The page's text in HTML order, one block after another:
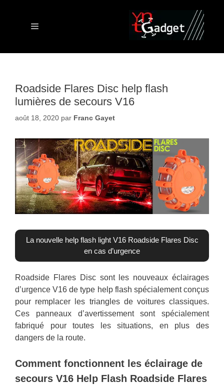
Menu
Roadside Flares Disc help flash
lumières de secours V16
août 18, 2020 par Franc Gayet
La nouvelle help flash light V16 Roadside Flares Disc
en cas d’urgence
Roadside Flares Disc sont les nouveaux éclairages
d’urgence V16 de type help flash spécialement conçus
pour remplacer les triangles de voitures classiques.
Ces panneaux d’avertissement sont spécialement
fabriqué pour toutes les situations, en plus des
dangers de la route.
Comment fonctionnent les éclairage de
secours V16 Help Flash Roadside Flares